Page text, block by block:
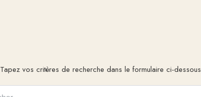
Tapez vos critères de recherche dans le formulaire ci-dessous